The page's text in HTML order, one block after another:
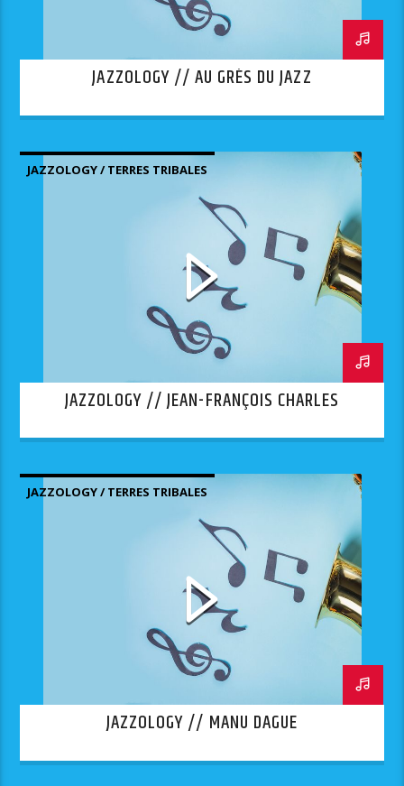
JAZZOLOGY // AU GRÈS DU JAZZ
JAZZOLOGY / TERRES TRIBALES
JAZZOLOGY // JEAN-FRANÇOIS CHARLES
JAZZOLOGY / TERRES TRIBALES
JAZZOLOGY // MANU DAGUE